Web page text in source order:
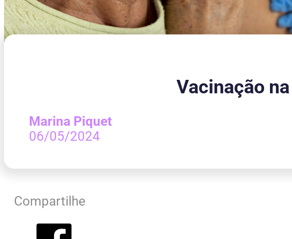
Vacinação
Marina Piquet
06/05/2024
Compartilhe